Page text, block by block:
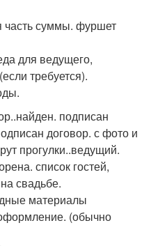
часть суммы. фуршет
для ведущего,
требуется).
подписан
договор. с фото и
прогулки..ведущий.
список гостей,
свадьбе.
материалы
(обычно